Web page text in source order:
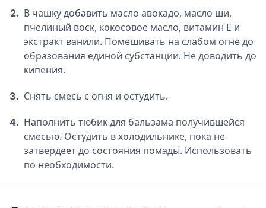
2. В чашку добавить масло авокадо, масло ши,
пчелиный воск, кокосовое масло, витамин Е и
экстракт ванили. Помешивать на слабом огне до
образования единой субстанции. Не доводить до
кипения.
3. Снять смесь с огня и остудить.
4. Наполнить тюбик для бальзама получившейся
смесью. Остудить в холодильнике, пока не
затвердеет до состояния помады. Использовать
по необходимости.